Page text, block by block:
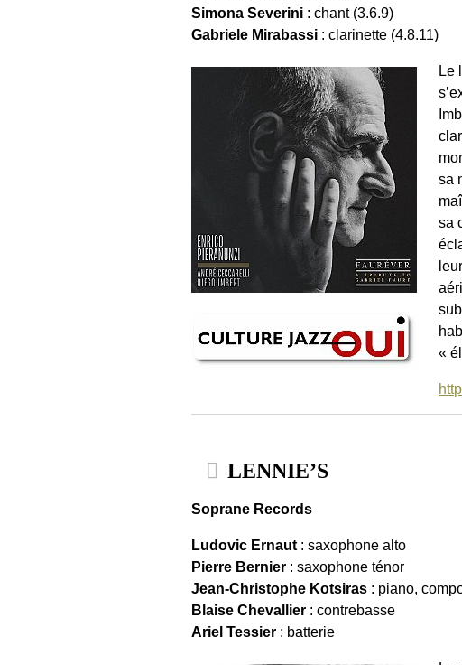
Simona Severini : chant (3.6.9)
Gabriele Mirabassi : clarinette (4.8.11)
Le
sa
sa
«
LENNIE’S
Soprane Records
Ludovic Ernaut : saxophone alto
Pierre Bernier : saxophone ténor
Jean-Christophe Kotsiras : piano,
Blaise Chevallier : contrebasse
Ariel Tessier : batterie